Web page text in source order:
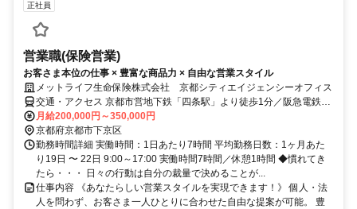
正社員
営業職(保険営業)
お客さま本位の仕事 × 豊富な商品力 × 自由な営業スタイル
メットライフ生命保険株式会社 京都シティエイジェンシーオフィス
交通・アクセス 京都市営地下鉄「四条駅」より徒歩1分／阪急電鉄京
都線「烏丸駅」より徒歩2分
月給200,000円～350,000円
京都府京都市下京区
勤務時間詳細 実働時間：1日あたり7時間 平均勤務日数：1ヶ月あた
り19日 〜 22日 9:00～17:00 実働時間7時間／休憩1時間 ◆慣れてき
たら・・・ 日々の行動は自分の裁量で決めることが...
仕事内容 《あなたらしい営業スタイルを実現できます！》 個人・法
人を問わず、お客さま一人ひとりに合わせた自由な提案が可能。 豊